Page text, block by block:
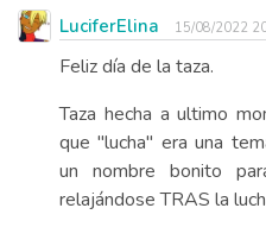
LuciferElina 15/08/2022
Feliz día de la taza.
Taza hecha a ultimo
que "lucha" era una
un nombre bonito
relajándose TRAS la